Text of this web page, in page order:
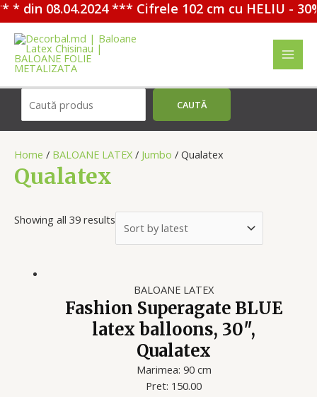
08.04.2024 *** Cifrele 102 cm cu HELIU - 30%
Перейти
содержимому
CAUTĂ
Home / BALOANE LATEX / Jumbo / Qualatex
Qualatex
Showing all 39 results
BALOANE LATEX
Fashion Superagate BLUE
latex balloons, 30″,
Qualatex
Marimea: 90 cm
Pret: 150.00